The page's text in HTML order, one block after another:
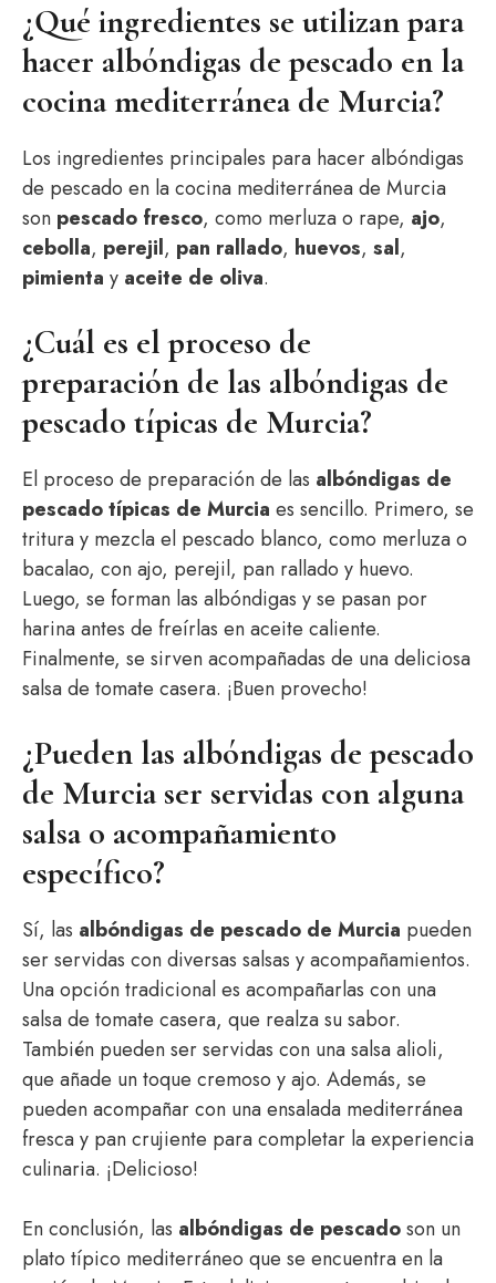
¿Qué ingredientes se utilizan para
hacer albóndigas de pescado en la
cocina mediterránea de Murcia?
Los ingredientes principales para hacer albóndigas
de pescado en la cocina mediterránea de Murcia
son pescado fresco, como merluza o rape, ajo,
cebolla, perejil, pan rallado, huevos, sal,
pimienta y aceite de oliva.
¿Cuál es el proceso de
preparación de las albóndigas de
pescado típicas de Murcia?
El proceso de preparación de las albóndigas de
pescado típicas de Murcia es sencillo. Primero, se
tritura y mezcla el pescado blanco, como merluza o
bacalao, con ajo, perejil, pan rallado y huevo.
Luego, se forman las albóndigas y se pasan por
harina antes de freírlas en aceite caliente.
Finalmente, se sirven acompañadas de una deliciosa
salsa de tomate casera. ¡Buen provecho!
¿Pueden las albóndigas de pescado
de Murcia ser servidas con alguna
salsa o acompañamiento
específico?
Sí, las albóndigas de pescado de Murcia pueden
ser servidas con diversas salsas y acompañamientos.
Una opción tradicional es acompañarlas con una
salsa de tomate casera, que realza su sabor.
También pueden ser servidas con una salsa alioli,
que añade un toque cremoso y ajo. Además, se
pueden acompañar con una ensalada mediterránea
fresca y pan crujiente para completar la experiencia
culinaria. ¡Delicioso!
En conclusión, las albóndigas de pescadoson un
plato típico mediterráneo que se encuentra en la